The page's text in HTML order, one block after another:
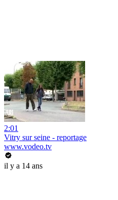
2:01
Vitry sur seine - reportage
www.vodeo.tv
il y a 14 ans